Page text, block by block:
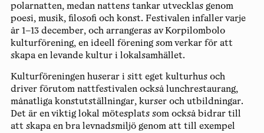
polarnatten, medan nattens tankar utvecklas genom
poesi, musik, filosofi och konst. Festivalen infaller varje
år 1–13 december, och arrangeras av Korpilombolo
kulturförening, en ideell förening som verkar för att
skapa en levande kultur i lokalsamhället.
Kulturföreningen huserar i sitt eget kulturhus och
driver förutom nattfestivalen också lunchrestaurang,
månatliga konstutställningar, kurser och utbildningar.
Det är en viktig lokal mötesplats som också bidrar till
att skapa en bra levnadsmiljö genom att till exempel